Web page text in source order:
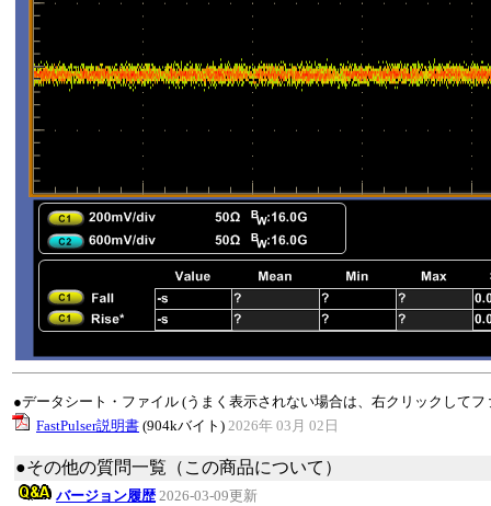
●データシート・ファイル (うまく表示されない場合は、右クリックして
FastPulser説明書 (904kバイト) 2026年 03月 02日
●その他の質問一覧（この商品について）
バージョン履歴 2026-03-09更新